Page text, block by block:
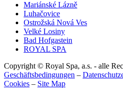
Mariánské Lázně
Luhačovice
Ostrožská Nová Ves
Velké Losiny
Bad Hofgastein
ROYAL SPA
Copyright © Royal Spa, a.s. - alle
Geschäftsbedingungen –
Cookies – Site Map